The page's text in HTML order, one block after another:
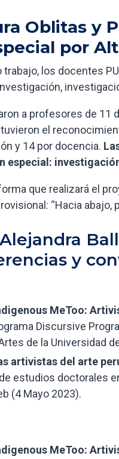
Oblitas y
por
los docentes
a profesores de
el
y 14 por docencia.
especial:
que realizará el
“Hacia abajo,
y
MeToo:
Discursive
de la Universidad
artivistas del arte
estudios doctorales
(4 Mayo 2023).
MeToo: